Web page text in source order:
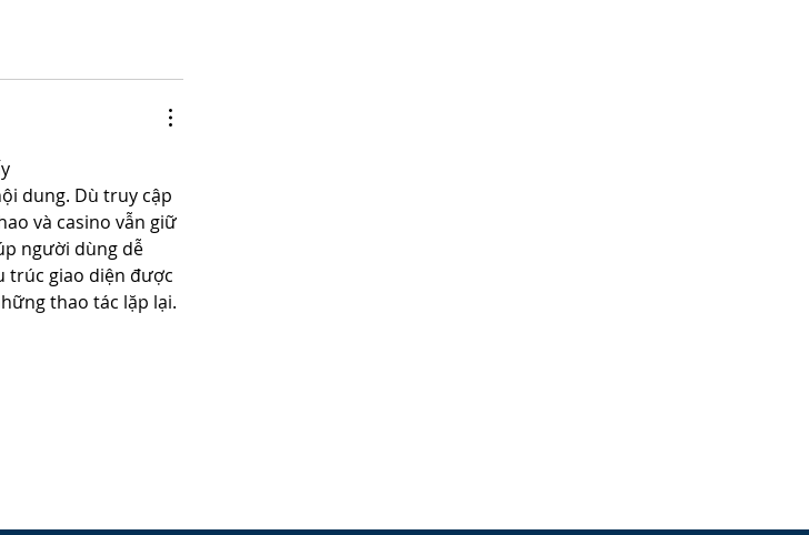
dung. Dù truy cập
và casino vẫn giữ
người dùng dễ
trúc giao diện được
thao tác lặp lại.